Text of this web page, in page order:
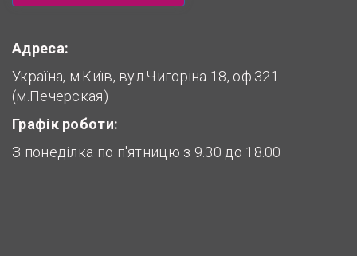
Адреса:
Україна, м.Київ, вул.Чигоріна 18, оф.321
(м.Печерская)
Графік роботи:
З понеділка по п'ятницю з 9.30 до 18.00